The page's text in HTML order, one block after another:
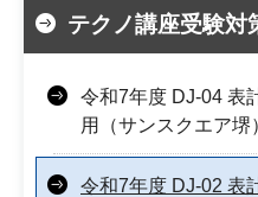
テクノ講座受験対
令和7年度 DJ-04 表
用（サンスクエア堺
令和7年度 DJ-02 表